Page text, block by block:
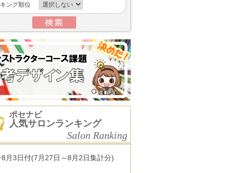
ング順位
ポセナビ
人気サロンランキング
Salon Ranking
月3日付(7月27日～8月2日集計分)